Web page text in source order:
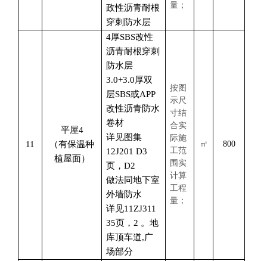
政性沥青耐根
穿刺防水层
量；
11
平屋4
（有保温种
植屋面）
4厚SBS改性
沥青耐根穿刺
防水层
3.0+3.0厚双
层SBS或APP
改性沥青防水
卷材
详见图集
12J201 D3
页，D2
做法同地下室
外墙防水
详见11ZJ311
35页，2 。地
库顶车道,广
场部分
按图
示尺
寸结
合实
际施
工范
围实
计算
工程
量；
㎡ 800